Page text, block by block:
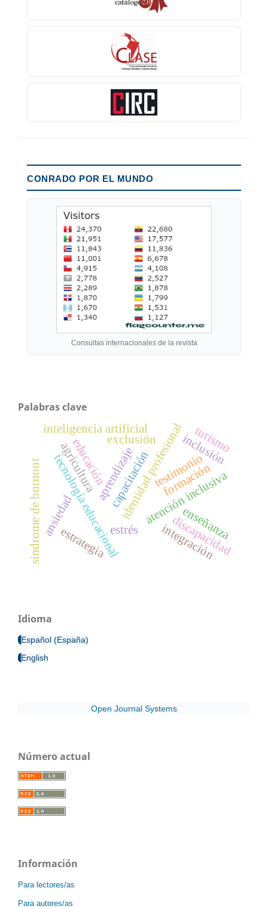
CONRADO POR EL MUNDO
Consultas internacionales de la revista
Palabras clave
formación
atención inclusiva
identidad profesional
enseñanza
aprendizaje inclusión
exclusión
discapacidad
capacitación
inteligencia artificial
tecnología educacionalestrés
ansiedad
síndrome de burnout agricultura
turismo
educación
integración
estrategia
testimonio
Idioma
Español (España)
English
Open Journal Systems
Número actual
Información
Para lectores/as
Para autores/as